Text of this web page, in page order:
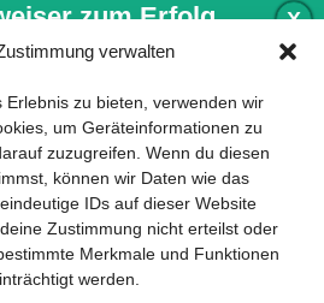
verwalten
Erlebnis zu bieten, verwenden wir
um Geräteinformationen zu
zuzugreifen. Wenn du diesen
können wir Daten wie das
IDs auf dieser Website
Zustimmung nicht erteilst oder
Merkmale und Funktionen
werden.
sein Portfolio um die U145, eine
kombiniert dermehr…
X
zum Erfolg
Geschäftsmodells sind für
Unternehmen unverzichtbar. Das
Model Canvas hilft, sich dabei
das Wesentliche zu konzentrieren
stets im Blick zu behalten, worauf es
ankommt.
Sie unseren kostenlosen